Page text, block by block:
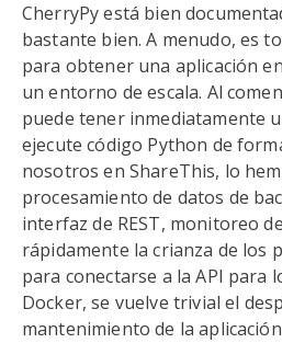
CherryPy está bien
bastante bien. A menudo, es
para obtener una aplicación
un entorno de escala. Al
puede tener inmediatamente
ejecute código Python de
nosotros en ShareThis, lo
procesamiento de datos de
interfaz de REST, monitoreo
rápidamente la crianza de los
para conectarse a la API para
Docker, se vuelve trivial el
mantenimiento de la